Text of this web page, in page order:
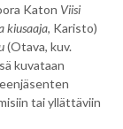
Katon Viisi
kiusaaja, Karisto)
(Otava, kuv.
kuvataan
tai yllättäviin